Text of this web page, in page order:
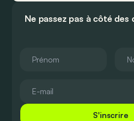
Ne passez pas à côté des
S'inscrire